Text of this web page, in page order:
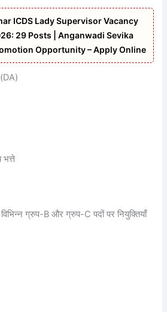
ICDS Lady Supervisor Vacancy
29 Posts | Anganwadi Sevika
Opportunity – Apply Online
भत्ते
ग्रुप-B और ग्रुप-C पदों पर नियुक्तियाँ